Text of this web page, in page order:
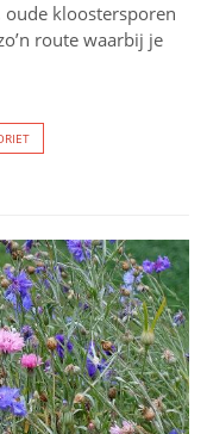
kloostersporen
route waarbij je